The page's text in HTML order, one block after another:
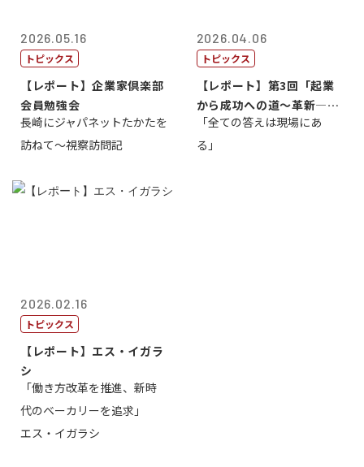
2026.05.16
トピックス
【レポート】企業家倶楽部
会員勉強会
長崎にジャパネットたかたを
訪ねて～視察訪問記
2026.04.06
トピックス
【レポート】第3回「起業
から成功への道～革新―挑
戦の先にある...
「全ての答えは現場にあ
る」
2026.02.16
トピックス
【レポート】エス・イガラ
シ
「働き方改革を推進、新時
代のベーカリーを追求」
エス・イガラシ